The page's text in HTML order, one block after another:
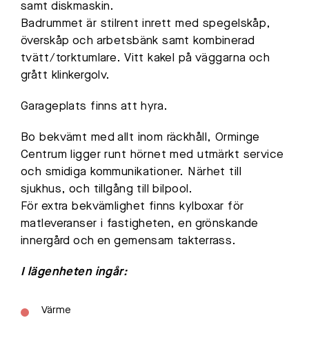
samt diskmaskin.
Badrummet är stilrent inrett med spegelskåp,
överskåp och arbetsbänk samt kombinerad
tvätt/torktumlare. Vitt kakel på väggarna och
grått klinkergolv.
Garageplats finns att hyra.
Bo bekvämt med allt inom räckhåll, Orminge
Centrum ligger runt hörnet med utmärkt service
och smidiga kommunikationer. Närhet till
sjukhus, och tillgång till bilpool.
För extra bekvämlighet finns kylboxar för
matleveranser i fastigheten, en grönskande
innergård och en gemensam takterrass.
I lägenheten ingår:
Värme